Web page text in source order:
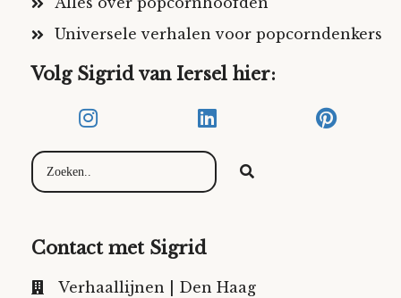
Universele verhalen voor popcorndenkers
Volg Sigrid van Iersel hier:
Contact met Sigrid
Verhaallijnen | Den Haag